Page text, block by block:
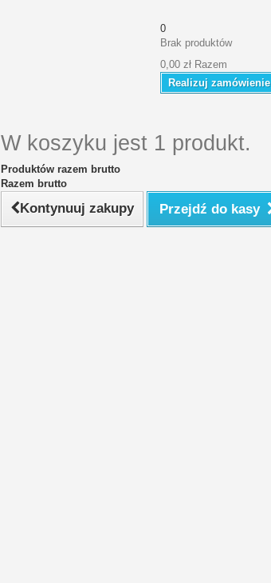
0
Brak produktów
0,00 zł Razem
Realizuj zamówienie
W koszyku jest 1 produkt.
Produktów razem brutto
Razem brutto
Kontynuuj zakupy Przejdź do kasy